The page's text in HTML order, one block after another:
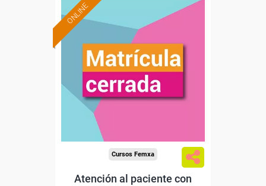
ONLINE
Cursos Femxa
Atención al paciente con